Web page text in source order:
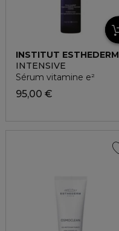
INSTITUT ESTHEDERM
INTENSIVE
Sérum vitamine e²
95,00 €